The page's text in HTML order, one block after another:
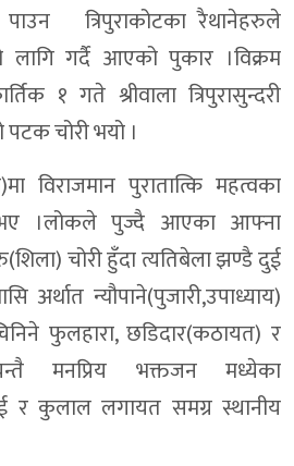
पाउन त्रिपुराकोटका रैथानेहरुले
लागि गर्दै आएको पुकार ।विक्रम
१ गते श्रीवाला त्रिपुरासुन्दरी
पटक चोरी भयो ।
विराजमान पुरातात्कि महत्वका
भए ।लोकले पुज्दै आएका आफ्ना
चोरी हुँदा त्यतिबेला झण्डै दुई
अर्थात न्यौपाने(पुजारी,उपाध्याय)
फुलहारा, छडिदार(कठायत) र
मनप्रिय भक्तजन मध्येका
र कुलाल लगायत समग्र स्थानीय